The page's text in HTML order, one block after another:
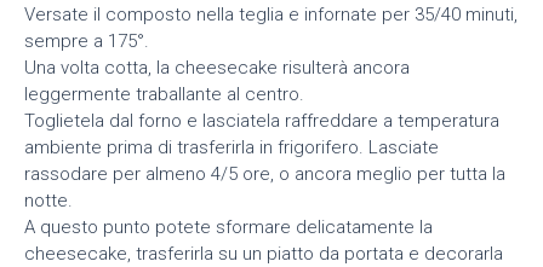
Versate il composto nella teglia e infornate per 35/40 minuti,
sempre a 175°.
Una volta cotta, la cheesecake risulterà ancora
leggermente traballante al centro.
Toglietela dal forno e lasciatela raffreddare a temperatura
ambiente prima di trasferirla in frigorifero. Lasciate
rassodare per almeno 4/5 ore, o ancora meglio per tutta la
notte.
A questo punto potete sformare delicatamente la
cheesecake, trasferirla su un piatto da portata e decorarla